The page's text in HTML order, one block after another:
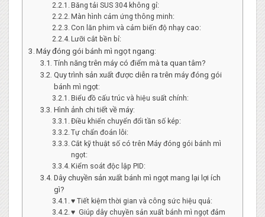
Băng tải SUS 304 không gỉ:
Màn hình cảm ứng thông minh:
Con lăn phim và cảm biến độ nhạy cao:
Lưỡi cắt bền bỉ:
Máy đóng gói bánh mì ngọt ngang:
Tính năng trên máy có điểm mà ta quan tâm?
Quy trình sản xuất được diễn ra trên máy đóng gói
bánh mì ngọt:
Biểu đồ cấu trúc và hiệu suất chính:
Hình ảnh chi tiết về máy:
Điều khiển chuyển đổi tần số kép:
Tự chẩn đoán lỗi:
Cắt kỹ thuật số có trên Máy đóng gói bánh mì
ngọt:
Kiểm soát độc lập PID:
Dây chuyền sản xuất bánh mì ngọt mang lại lợi ích
gì?
♥ Tiết kiệm thời gian và công sức hiệu quả:
♥ Giúp dây chuyền sản xuất bánh mì ngọt đảm